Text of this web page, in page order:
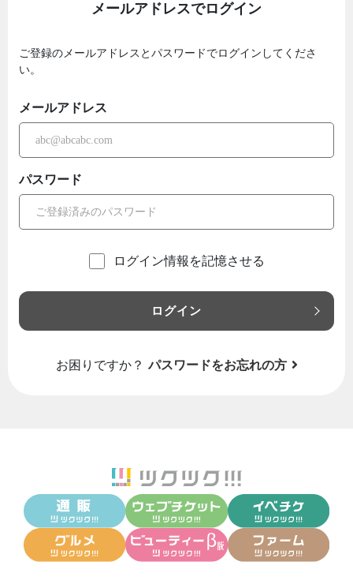
メールアドレスでログイン
ご登録のメールアドレスとパスワードでログインしてくださ
い。
メールアドレス
パスワード
ログイン情報を記憶させる
ログイン
お困りですか？ パスワードをお忘れの方